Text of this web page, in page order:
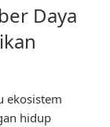
Daya
ekosistem
hidup